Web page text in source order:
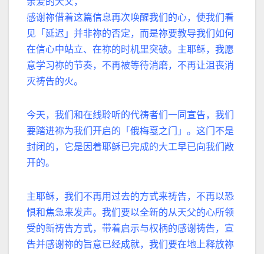
感谢祢借着这篇信息再次唤醒我们的心，使我们看
见「延迟」并非祢的否定，而是祢要教导我们如何
在信心中站立、在祢的时机里突破。主耶稣，我愿
意学习祢的节奏，不再被等待消磨，不再让沮丧消
灭祷告的火。
今天，我们和在线聆听的代祷者们一同宣告，我们
要踏进祢为我们开启的「俄梅戛之门」。这门不是
封闭的，它是因着耶稣已完成的大工早已向我们敞
开的。
主耶稣，我们不再用过去的方式来祷告，不再以恐
惧和焦急来发声。我们要以全新的从天父的心所领
受的新祷告方式，带着启示与权柄的感谢祷告，宣
告并感谢祢的旨意已经成就，我们要在地上释放祢